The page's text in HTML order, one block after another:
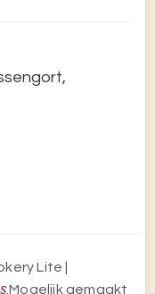
Lite |
.Mogelijk gemaakt